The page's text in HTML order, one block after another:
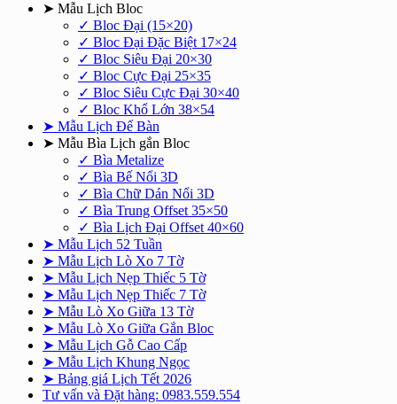
➤ Mẫu Lịch Bloc
✓ Bloc Đại (15×20)
✓ Bloc Đại Đặc Biệt 17×24
✓ Bloc Siêu Đại 20×30
✓ Bloc Cực Đại 25×35
✓ Bloc Siêu Cực Đại 30×40
✓ Bloc Khổ Lớn 38×54
➤ Mẫu Lịch Để Bàn
➤ Mẫu Bìa Lịch gắn Bloc
✓ Bìa Metalize
✓ Bìa Bế Nổi 3D
✓ Bìa Chữ Dán Nổi 3D
✓ Bìa Trung Offset 35×50
✓ Bìa Lịch Đại Offset 40×60
➤ Mẫu Lịch 52 Tuần
➤ Mẫu Lịch Lò Xo 7 Tờ
➤ Mẫu Lịch Nẹp Thiếc 5 Tờ
➤ Mẫu Lịch Nẹp Thiếc 7 Tờ
➤ Mẫu Lò Xo Giữa 13 Tờ
➤ Mẫu Lò Xo Giữa Gắn Bloc
➤ Mẫu Lịch Gỗ Cao Cấp
➤ Mẫu Lịch Khung Ngọc
➤ Bảng giá Lịch Tết 2026
Tư vấn và Đặt hàng: 0983.559.554